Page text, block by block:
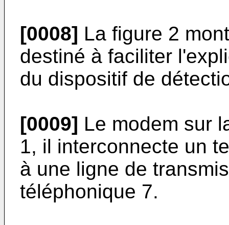
[0008] La figure 2
destiné à faciliter
du dispositif de
[0009] Le modem sur
1, il interconnecte un
à une ligne de
téléphonique 7.